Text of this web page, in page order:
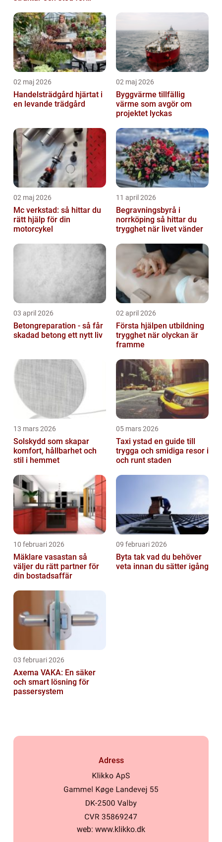
situationer
02 maj 2026
Handelsträdgård hjärtat i
en levande trädgård
02 maj 2026
Byggvärme tillfällig
värme som avgör om
projektet lyckas
02 maj 2026
Mc verkstad: så hittar du
rätt hjälp för din
motorcykel
11 april 2026
Begravningsbyrå i
norrköping så hittar du
trygghet när livet vänder
03 april 2026
Betongreparation - så får
skadad betong ett nytt liv
02 april 2026
Första hjälpen utbildning
trygghet när olyckan är
framme
13 mars 2026
Solskydd som skapar
komfort, hållbarhet och
stil i hemmet
05 mars 2026
Taxi ystad en guide till
trygga och smidiga resor i
och runt staden
10 februari 2026
Mäklare vasastan så
väljer du rätt partner för
din bostadsaffär
09 februari 2026
Byta tak vad du behöver
veta innan du sätter igång
03 februari 2026
Axema VAKA: En säker
och smart lösning för
passersystem
Adress
web: www.klikko.dk